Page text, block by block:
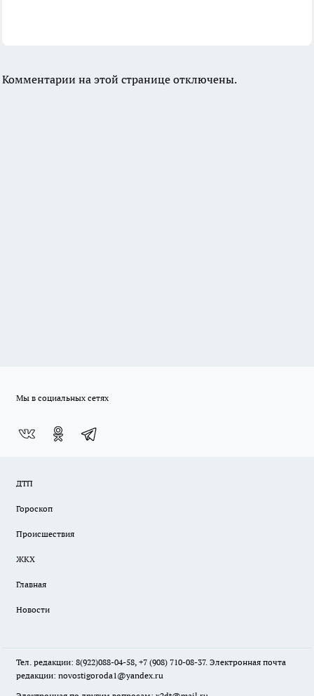
Комментарии на этой странице отключены.
Мы в социальных сетях
ДТП
Гороскоп
Происшествия
ЖКХ
Главная
Новости
Тел. редакции: 8(922)088-04-58, +7 (908) 710-08-37. Электронная почта
редакции: novostigoroda1@yandex.ru